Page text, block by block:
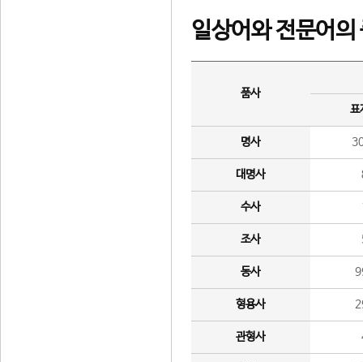
일상어와 전문어의
품사
표
명사
대명사
수사
조사
동사
형용사
관형사